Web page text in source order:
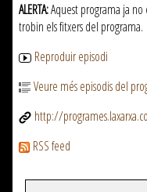
ALERTA:Aquest programa ja
trobin els fitxers del programa.
Reproduir episodi
Veure més episodis del
http://
RSS feed